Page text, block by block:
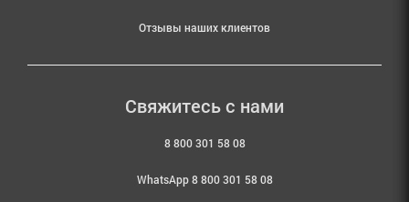
Отзывы наших клиентов
Свяжитесь с нами
8 800 301 58 08
WhatsApp 8 800 301 58 08